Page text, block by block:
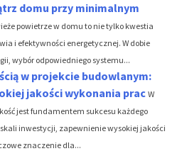
domu przy minimalnym
powietrze w domu to nie tylko kwestia
i efektywności energetycznej. W dobie
wybór odpowiedniego systemu...
w projekcie budowlanym:
jakości wykonania prac W
jest fundamentem sukcesu każdego
inwestycji, zapewnienie wysokiej jakości
znaczenie dla...